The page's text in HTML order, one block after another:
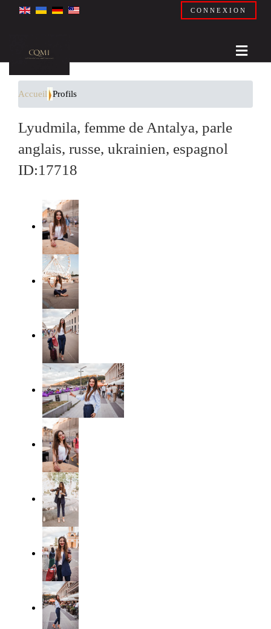
CONNEXION
Accueil Profils
Lyudmila, femme de Antalya, parle
anglais, russe, ukrainien, espagnol
ID:17718